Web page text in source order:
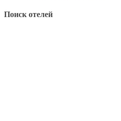
Поиск отелей